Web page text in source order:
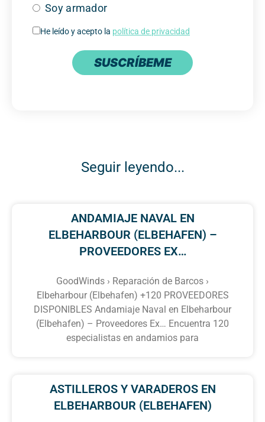
Soy armador
He leído y acepto la política de privacidad
SUSCRÍBEME
Seguir leyendo...
ANDAMIAJE NAVAL EN
ELBEHARBOUR (ELBEHAFEN) –
PROVEEDORES EX…
GoodWinds › Reparación de Barcos ›
Elbeharbour (Elbehafen) +120 PROVEEDORES
DISPONIBLES Andamiaje Naval en Elbeharbour
(Elbehafen) – Proveedores Ex… Encuentra 120
especialistas en andamios para
ASTILLEROS Y VARADEROS EN
ELBEHARBOUR (ELBEHAFEN)